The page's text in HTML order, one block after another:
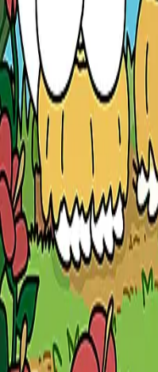
www.instagram.com
공유
IP (1개)